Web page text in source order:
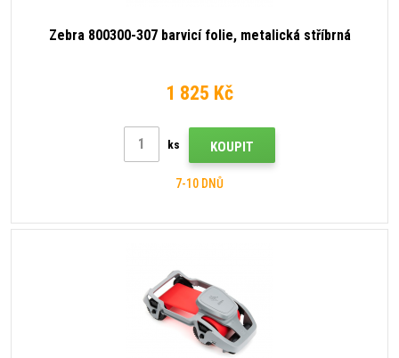
Zebra 800300-307 barvicí folie, metalická stříbrná
1 825 Kč
ks KOUPIT
7-10 DNŮ